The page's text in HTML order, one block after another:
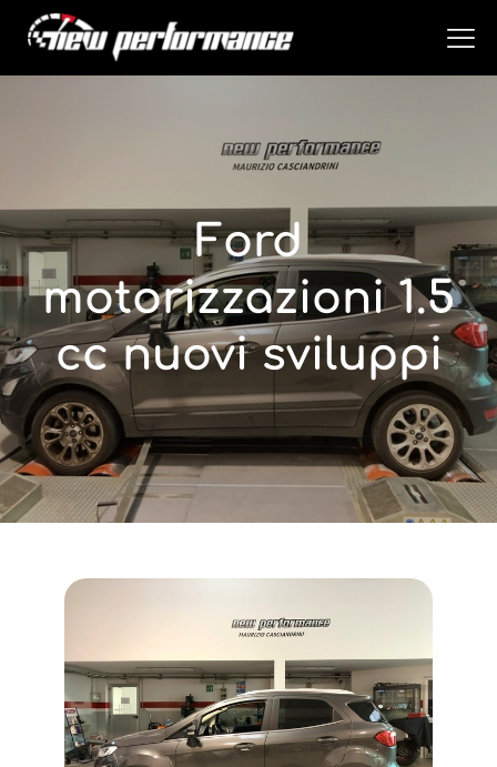
Ford
motorizzazioni 1.5
cc nuovi sviluppi